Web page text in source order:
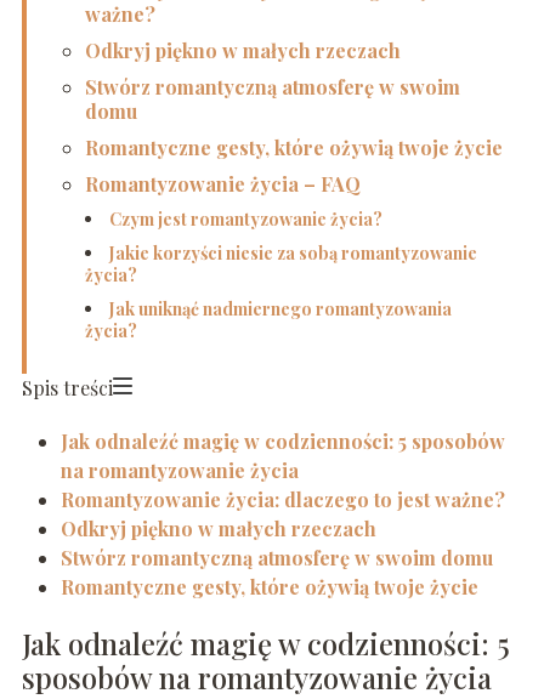
ważne?
Odkryj piękno w małych rzeczach
Stwórz romantyczną atmosferę w swoim
domu
Romantyczne gesty, które ożywią twoje życie
Romantyzowanie życia – FAQ
Czym jest romantyzowanie życia?
Jakie korzyści niesie za sobą romantyzowanie
życia?
Jak uniknąć nadmiernego romantyzowania
życia?
Spis treści
Jak odnaleźć magię w codzienności: 5 sposobów
na romantyzowanie życia
Romantyzowanie życia: dlaczego to jest ważne?
Odkryj piękno w małych rzeczach
Stwórz romantyczną atmosferę w swoim domu
Romantyczne gesty, które ożywią twoje życie
Jak odnaleźć magię w codzienności: 5
sposobów na romantyzowanie życia